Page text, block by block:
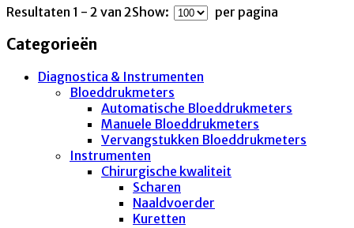
Resultaten 1 - 2 van 2Show: per pagina
Categorieën
Diagnostica & Instrumenten
Bloeddrukmeters
Automatische Bloeddrukmeters
Manuele Bloeddrukmeters
Vervangstukken Bloeddrukmeters
Instrumenten
Chirurgische kwaliteit
Scharen
Naaldvoerder
Kuretten